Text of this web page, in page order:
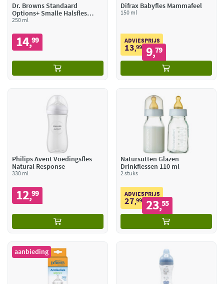
Dr. Browns Standaard
Options+ Smalle Halsfles
Transparant
250 ml
14,99
Difrax Babyfles Mammafeel
150 ml
ADVIESPRIJS
13,99 9,79
Philips Avent Voedingsfles
Natural Response
330 ml
12,99
Natursutten Glazen
Drinkflessen 110 ml
2 stuks
ADVIESPRIJS
27,99 23,55
aanbieding